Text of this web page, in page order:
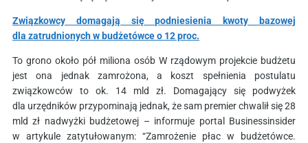
Związkowcy domagają się podniesienia kwoty bazowej
dla zatrudnionych w budżetówce o 12 proc.
To grono około pół miliona osób W rządowym projekcie budżetu
jest ona jednak zamrożona, a koszt spełnienia postulatu
związkowców to ok. 14 mld zł. Domagający się podwyżek
dla urzędników przypominają jednak, że sam premier chwalił się 28
mld zł nadwyżki budżetowej – informuje portal Businessinsider
w artykule zatytułowanym: “Zamrożenie płac w budżetówce.